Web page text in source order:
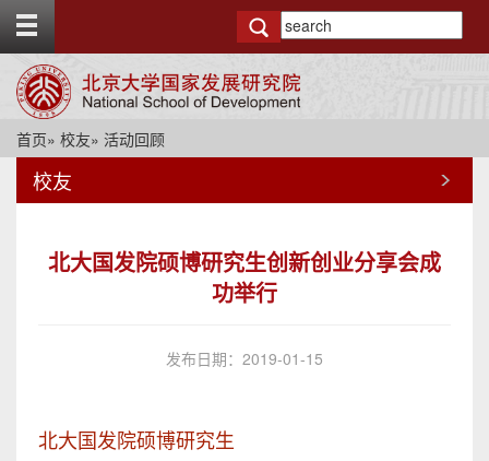
g
o
首页» 校友» 活动回顾
校友
北大国发院硕博研究生创新创业分享会成
功举行
发布日期：2019-01-15
北大国发院硕博研究生